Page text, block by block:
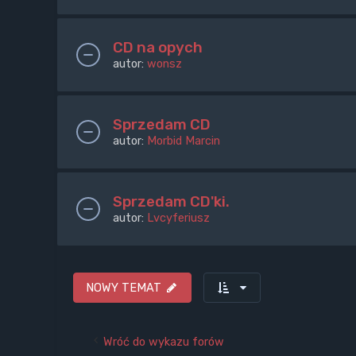
CD na opych
autor: wonsz
Sprzedam CD
autor: Morbid Marcin
Sprzedam CD'ki.
autor: Lvcyferiusz
NOWY TEMAT
Wróć do wykazu forów